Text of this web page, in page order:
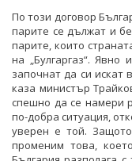
По този договор
парите се дължат и
парите, които
на „Булгаргаз“.
започнат да си искат
каза министър
спешно да се намери
по-добра ситуация,
уверен е той.
променим това,